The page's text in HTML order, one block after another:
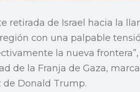
retirada de Israel hacia la
con una palpable
la nueva frontera”,
de la Franja de Gaza,
Donald Trump.